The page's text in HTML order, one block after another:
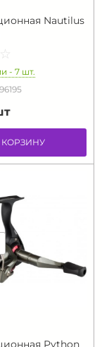
Nautilus
☆★
- 7 шт.
КОРЗИНУ
Python